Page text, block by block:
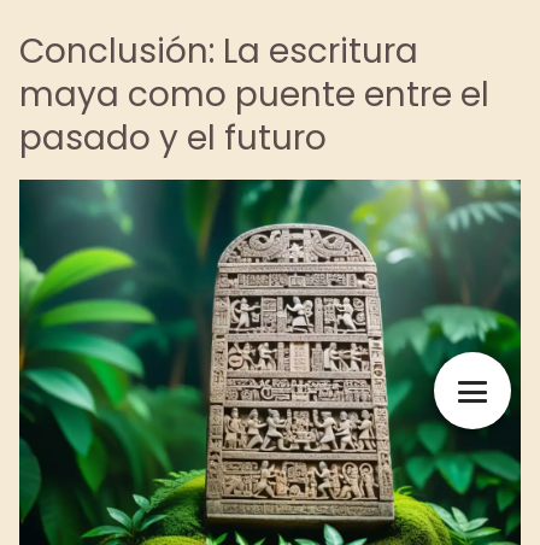
Conclusión: La escritura
maya como puente entre el
pasado y el futuro